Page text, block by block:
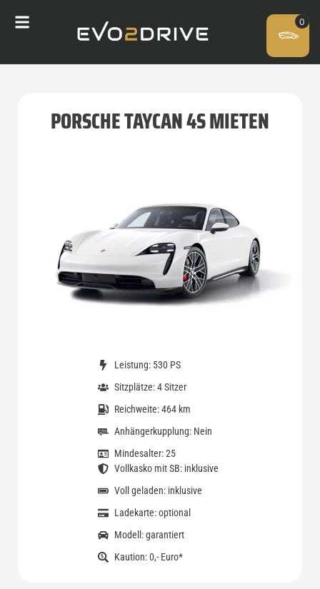
PORSCHE TAYCAN 4S MIETEN
Leistung: 530 PS
Sitzplätze: 4 Sitzer
Reichweite: 464 km
Anhängerkupplung: Nein
Mindesalter: 25
Vollkasko mit SB: inklusive
Voll geladen: inklusive
Ladekarte: optional
Modell: garantiert
Kaution: 0,- Euro*